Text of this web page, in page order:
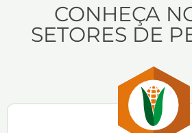
CONHEÇA
SETORES DE